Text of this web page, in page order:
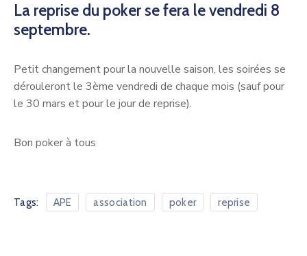
La reprise du poker se fera le vendredi 8
septembre.
Petit changement pour la nouvelle saison, les soirées se
dérouleront le 3ème vendredi de chaque mois (sauf pour
le 30 mars et pour le jour de reprise).
Bon poker à tous
Tags: APE association poker reprise